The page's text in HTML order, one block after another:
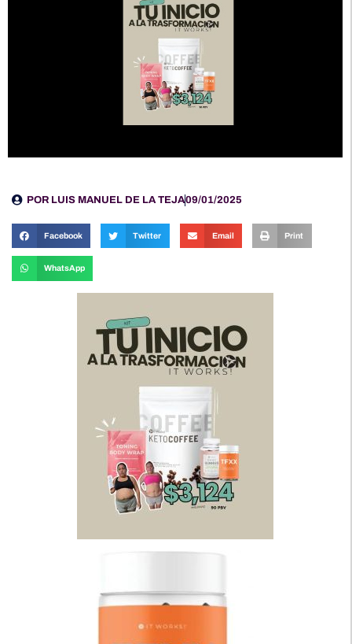
POR LUIS MANUEL DE LA TEJA09/01/2025
Facebook Twitter Email Print
WhatsApp